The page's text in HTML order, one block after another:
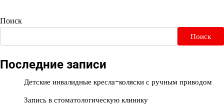
Поиск
Поиск
Последние записи
Детские инвалидные кресла-коляски с ручным приводом
Запись в стоматологическую клинику